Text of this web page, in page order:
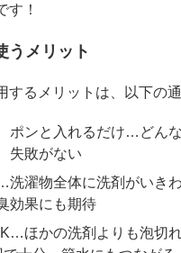
す！
うメリット
するメリットは、以下の通
ポンと入れるだけ…どん
失敗がない
洗濯物全体に洗剤がいき
効果にも期待
ほかの洗剤よりも泡切